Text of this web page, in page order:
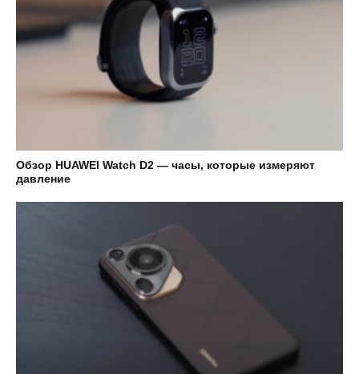
Обзор HUAWEI Watch D2 — часы, которые измеряют
давление